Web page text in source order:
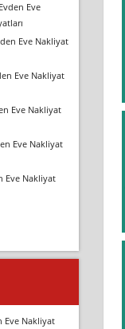
Eve
Eve Nakliyat
Eve Nakliyat
Eve Nakliyat
Eve Nakliyat
Eve Nakliyat
Eve Nakliyat